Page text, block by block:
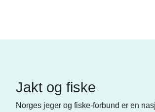
Jakt og fiske
Norges jeger og fiske-forbund er en